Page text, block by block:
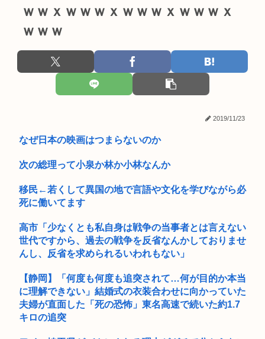
女性「男にダメージ与える方法はこれ」
【高市朗報】"チー牛"とかいう不快なだけの差別用語、遂に完
全に廃...
【悲報動画】Claude、Z世代使用率ゼロパーセントを記録する
「わしは大家さんだから」「私も大家さん」「おいらも」「わ
遊んで...
元EXILE・黒木啓司、妻・宮崎麗果被告へのDV事案で逮捕され
NIKKEにペルソナが参戦か！？
大学教授「勉強もスポーツも親の収入で決まる。環境がないと
イナゴライダーとかいう今の35歳~40歳くらいの男しか知らな
いバ...
る...
イラストレーター江口寿史さんの今
ください...
【悲報】元ジャンポケ斉藤側「バス運転手がいるのにディープ
キスなん...
【悲報】仙台育英のマネージャー、首をひねっただけでなぜか
ウインク...
【デラウェア】若者2人を誘惑してレ●プしたダンス教室の女先
ｗｗｘｗｗｗｘｗｗｗｘｗｗｗｘ
ｗｗｗ
2019/11/23
なぜ日本の映画はつまらないのか
次の総理って小泉か林か小林なんか
移民←若くして異国の地で言語や文化を学びながら必
死に働いてます
高市「少なくとも私自身は戦争の当事者とは言えない
世代ですから、過去の戦争を反省なんかしておりませ
んし、反省を求められるいわれもない」
【静岡】「何度も何度も追突されて…何が目的か本当
に理解できない」結婚式の衣装合わせに向かっていた
夫婦が直面した「死の恐怖」東名高速で続いた約1.7
キロの追突